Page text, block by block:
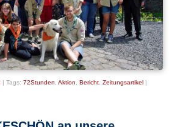
Tags: 72Stunden, Aktion, Bericht, Zeitungsartikel